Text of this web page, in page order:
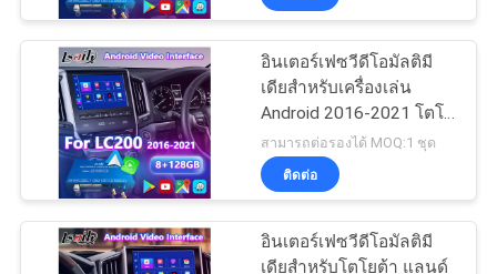
รถยนต์
จอแสดงผลมัลติมีเดีย
อินเตอร์เฟซวีดีโอมัลติมี
เดียสําหรับเครื่องเล่น
Android 2016-2021 โตโย
ต้า แลนด์ครูเซอร์ LC 200
GXL VX VXR VX-R
Sahara LC200
สามารถต่อรองได้ MOQ:1 ชุด
ติดต่อ
อินเตอร์เฟซวีดีโอมัลติมี
เดียสําหรับโตโยต้า แลนด์